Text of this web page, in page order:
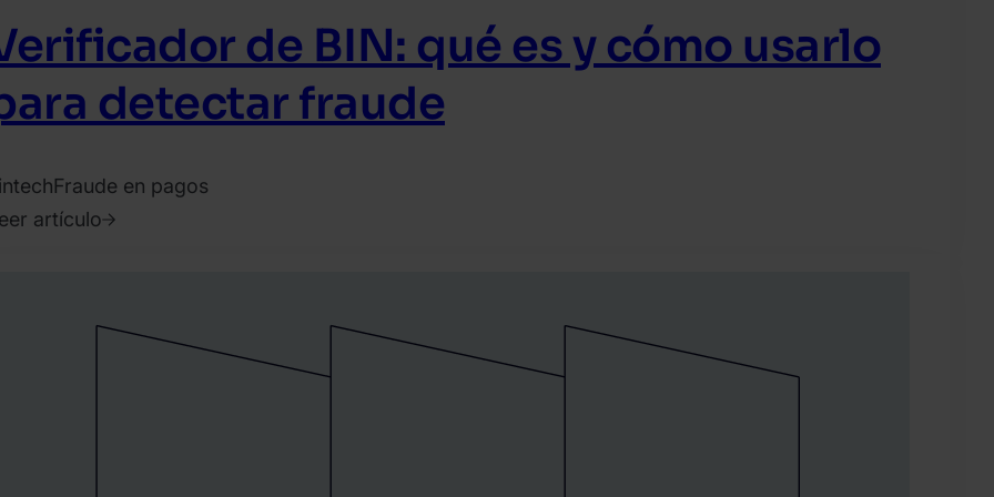
de BIN: qué es y cómo usarlo
detectar fraude
Fraude en pagos
artículo